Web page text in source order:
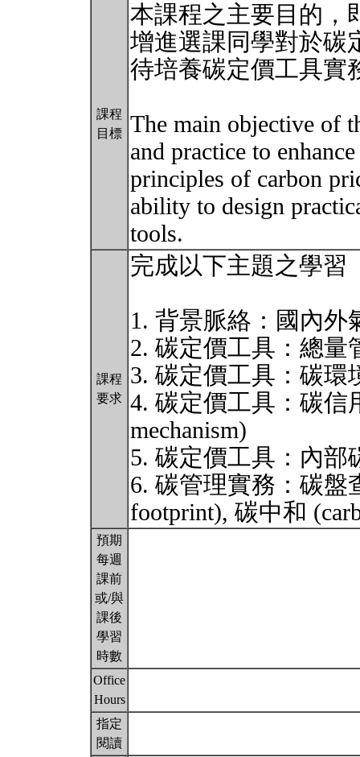
課程
目標
本課程之主要目的，
增進選課同學對於碳
待培養碳定價工具實
The main objective of
and practice to
principles of carbon
ability to design
tools.
課程
要求
完成以下主題之學習
1. 背景脈絡：國內
2. 碳定價工具：總量
3. 碳定價工具：碳環
4. 碳定價工具：碳信
mechanism)
5. 碳定價工具：內部
6. 碳管理實務：碳盤
footprint), 碳中和
預期
每週
課前
或/與
課後
學習
時數
Office
Hours
指定
閱讀